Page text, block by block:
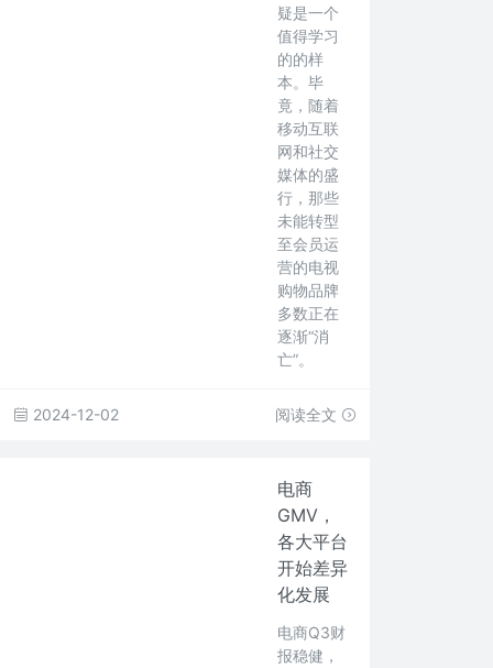
疑是一个
值得学习
的的样
本。毕
竟，随着
移动互联
网和社交
媒体的盛
行，那些
未能转型
至会员运
营的电视
购物品牌
多数正在
逐渐“消
亡”。
2024-12-02 阅读全文
电商
GMV，
各大平台
开始差异
化发展
电商Q3财
报稳健，